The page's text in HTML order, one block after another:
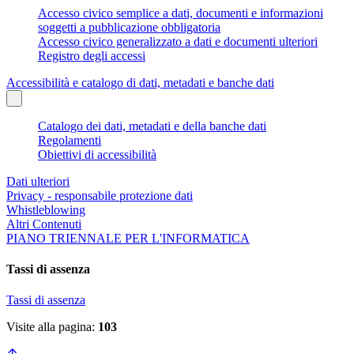
Accesso civico semplice a dati, documenti e informazioni
soggetti a pubblicazione obbligatoria
Accesso civico generalizzato a dati e documenti ulteriori
Registro degli accessi
Accessibilità e catalogo di dati, metadati e banche dati
Catalogo dei dati, metadati e della banche dati
Regolamenti
Obiettivi di accessibilità
Dati ulteriori
Privacy - responsabile protezione dati
Whistleblowing
Altri Contenuti
PIANO TRIENNALE PER L'INFORMATICA
Tassi di assenza
Tassi di assenza
Visite alla pagina: 103